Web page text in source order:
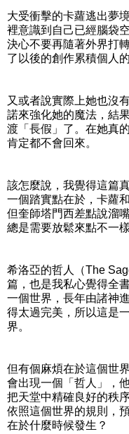
大受衝擊的卡蘿逃出夢
裡意識到自己已經腦袋
決心不要再隨著外界打
了以後的創作累積個人
又或者說實際上她也沒
諾來強化她的魔法，結
渡「長假」了。在她真
肯定都不會回來。
該怎麼說，我覺得這篇
一個踏實點在於，卡蘿
但奎師塔門西差點說溜
總是需要放鬆來點不一
希洛亞的哲人（The
篇，也是我私心覺得全
一個世界，長年由諸神
得太過完美，所以這是
界。
但有個麻煩在於這個世
會出現一個「哲人」，
把天堂中精確良好的秩
依照這個世界的規則，
在於什麼時候發生？